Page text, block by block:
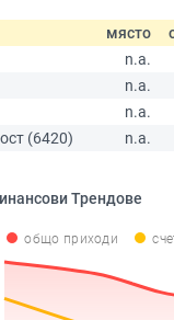
място
n.a.
n.a.
n.a.
(6420)
n.a.
Трендове
общо приходи